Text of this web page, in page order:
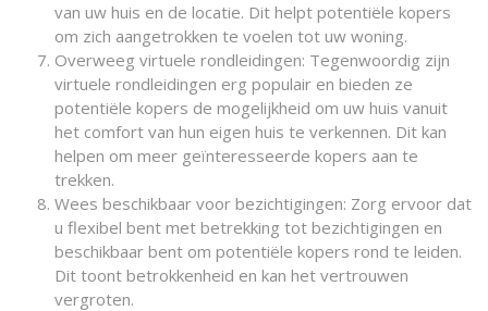
van uw huis en de locatie. Dit helpt potentiële kopers
om zich aangetrokken te voelen tot uw woning.
Overweeg virtuele rondleidingen: Tegenwoordig zijn
virtuele rondleidingen erg populair en bieden ze
potentiële kopers de mogelijkheid om uw huis vanuit
het comfort van hun eigen huis te verkennen. Dit kan
helpen om meer geïnteresseerde kopers aan te
trekken.
Wees beschikbaar voor bezichtigingen: Zorg ervoor dat
u flexibel bent met betrekking tot bezichtigingen en
beschikbaar bent om potentiële kopers rond te leiden.
Dit toont betrokkenheid en kan het vertrouwen
vergroten.